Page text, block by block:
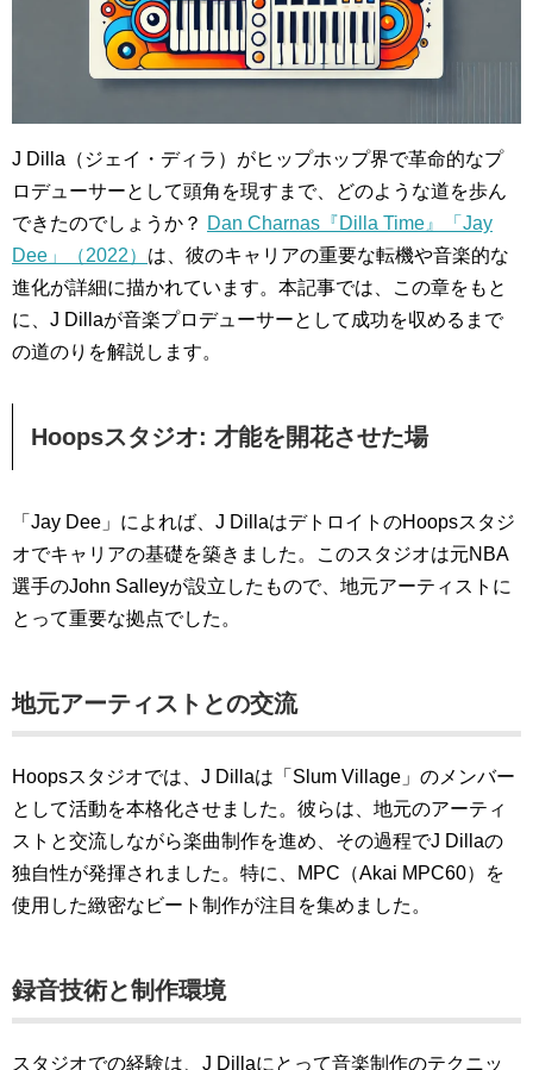
J Dilla（ジェイ・ディラ）がヒップホップ界で革命的なプ
ロデューサーとして頭角を現すまで、どのような道を歩ん
できたのでしょうか？ Dan Charnas『Dilla Time』「Jay
Dee」（2022） は、彼のキャリアの重要な転機や音楽的な
進化が詳細に描かれています。本記事では、この章をもと
に、J Dillaが音楽プロデューサーとして成功を収めるまで
の道のりを解説します。
Hoopsスタジオ: 才能を開花させた場
「Jay Dee」によれば、J DillaはデトロイトのHoopsスタジ
オでキャリアの基礎を築きました。このスタジオは元NBA
選手のJohn Salleyが設立したもので、地元アーティストに
とって重要な拠点でした。
地元アーティストとの交流
Hoopsスタジオでは、J Dillaは「Slum Village」のメンバー
として活動を本格化させました。彼らは、地元のアーティ
ストと交流しながら楽曲制作を進め、その過程でJ Dillaの
独自性が発揮されました。特に、MPC（Akai MPC60）を
使用した緻密なビート制作が注目を集めました。
録音技術と制作環境
スタジオでの経験は、J Dillaにとって音楽制作のテクニッ